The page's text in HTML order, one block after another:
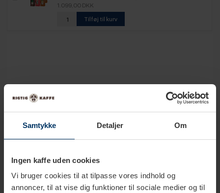
Samtykke Detaljer Om
Ingen kaffe uden cookies
Vi bruger cookies til at tilpasse vores indhold og
annoncer, til at vise dig funktioner til sociale medier og til
1.099,00 DKK
Tilføj til kurv
Størrelse 30 cl
Farve
Turkis